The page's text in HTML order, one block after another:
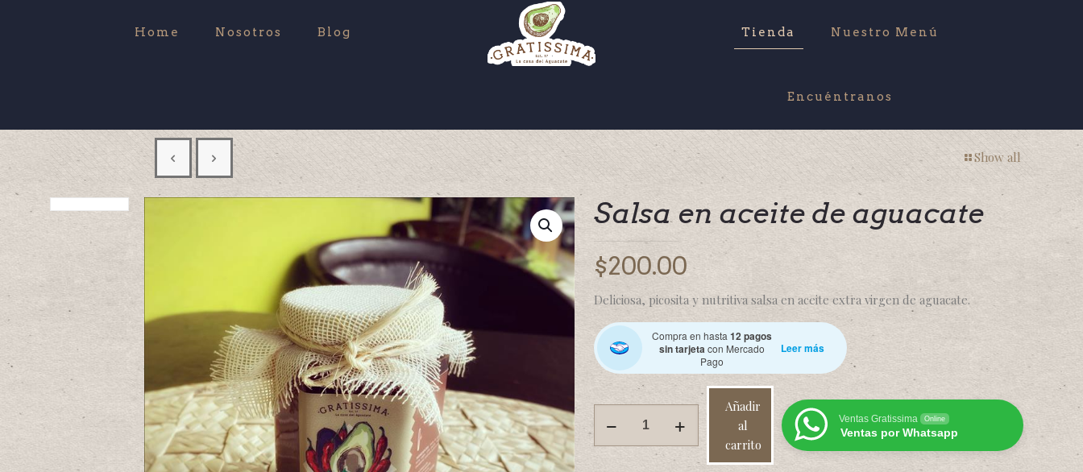
Home Nosotros Blog Tienda Nuestro Menú
Encuéntranos
Show all
Salsa en aceite de aguacate
$200.00
Deliciosa, picosita y nutritiva salsa en aceite extra virgen de aguacate.
Compra en hasta 12 pagos
sin tarjeta con Mercado
Pago
Leer más
Añadir
al
carrito
Ventas Gratissima Online
Ventas por Whatsapp